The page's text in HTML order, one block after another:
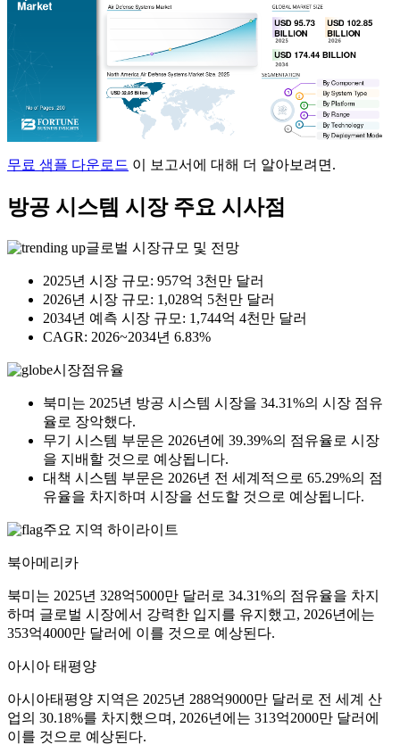
무료 샘플 다운로드 이 보고서에 대해 더 알아보려면.
방공 시스템 시장 주요 시사점
글로벌 시장규모 및 전망
2025년 시장 규모: 957억 3천만 달러
2026년 시장 규모: 1,028억 5천만 달러
2034년 예측 시장 규모: 1,744억 4천만 달러
CAGR: 2026~2034년 6.83%
시장점유율
북미는 2025년 방공 시스템 시장을 34.31%의 시장 점유
율로 장악했다.
무기 시스템 부문은 2026년에 39.39%의 점유율로 시장
을 지배할 것으로 예상됩니다.
대책 시스템 부문은 2026년 전 세계적으로 65.29%의 점
유율을 차지하며 시장을 선도할 것으로 예상됩니다.
주요 지역 하이라이트
북아메리카
북미는 2025년 328억5000만 달러로 34.31%의 점유율을 차지
하며 글로벌 시장에서 강력한 입지를 유지했고, 2026년에는
353억4000만 달러에 이를 것으로 예상된다.
아시아 태평양
아시아태평양 지역은 2025년 288억9000만 달러로 전 세계 산
업의 30.18%를 차지했으며, 2026년에는 313억2000만 달러에
이를 것으로 예상된다.